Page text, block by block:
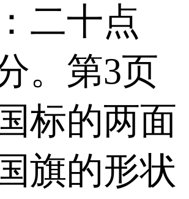
二十点
。第3页
标的两面
旗的形状